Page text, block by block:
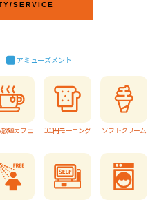
SERVICE
アミューズメント
放題カフェ 100円モーニング ソフトクリーム